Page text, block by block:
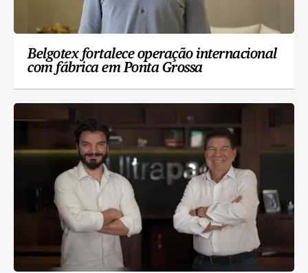
Belgotex fortalece operação internacional
com fábrica em Ponta Grossa